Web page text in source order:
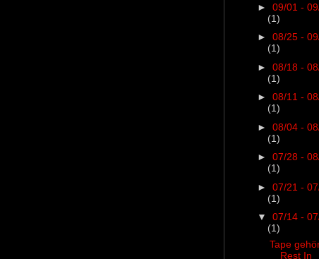
► 09/01 -
(1)
► 08/25 -
(1)
► 08/18 -
(1)
► 08/11 -
(1)
► 08/04 -
(1)
► 07/28 -
(1)
► 07/21 -
(1)
▼ 07/14 -
(1)
Tape
Rest In